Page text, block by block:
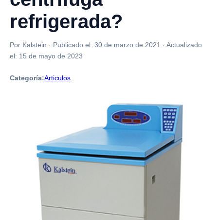
refrigerada?
Por Kalstein · Publicado el: 30 de marzo de 2021 · Actualizado
el: 15 de mayo de 2023
Categoría:Articulos